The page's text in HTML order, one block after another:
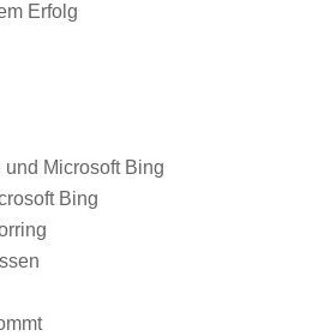
Erfolg
und Microsoft Bing
Bing